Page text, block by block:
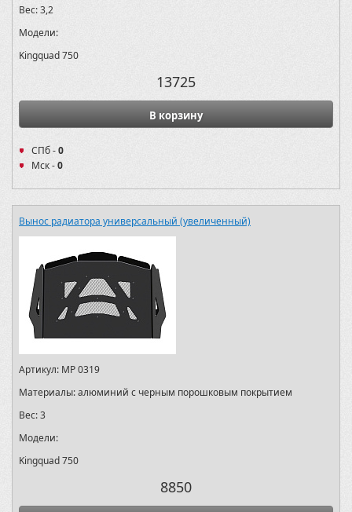
Вес:3,2
Модели:
Kingquad 750
13725
В корзину
СПб -0
Мск -0
Вынос радиатора универсальный (увеличенный)
Артикул: MP 0319
Материалы:алюминий с черным порошковым покрытием
Вес:3
Модели:
Kingquad 750
8850